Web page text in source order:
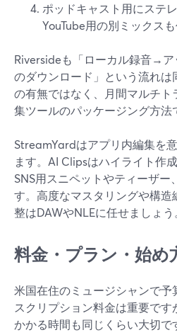
ポッドキャスト用にステ
YouTube用の別ミックスも
Riversideも「ローカル録音→
のダウンロード」という流れは
の有無ではなく、月間マルチ
集ツールのパッケージング方法
StreamYardはアプリ内編集を
ます。AI Clipsはハイライト作
SNS用スニペットやティーザー
す。高度なマスタリングや構
整はDAWやNLEに任せましょう
料金・プラン・始め
米国在住のミュージシャンで
スクリプション料金は重要で
かかる時間も同じくらい大切で